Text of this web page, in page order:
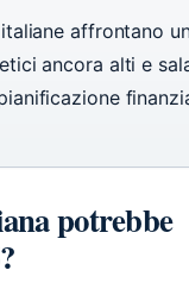
affrontano
ancora alti e
potrebbe